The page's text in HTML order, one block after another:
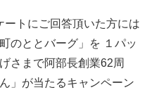
トにご回答頂いた方には
のととバーグ」を １パッ
さまで阿部長創業62周
」が当たるキャンペーン